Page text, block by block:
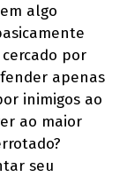
algo
por
apenas
inimigos ao
ao maior
seu